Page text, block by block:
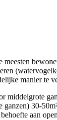
manier te
30-
aan